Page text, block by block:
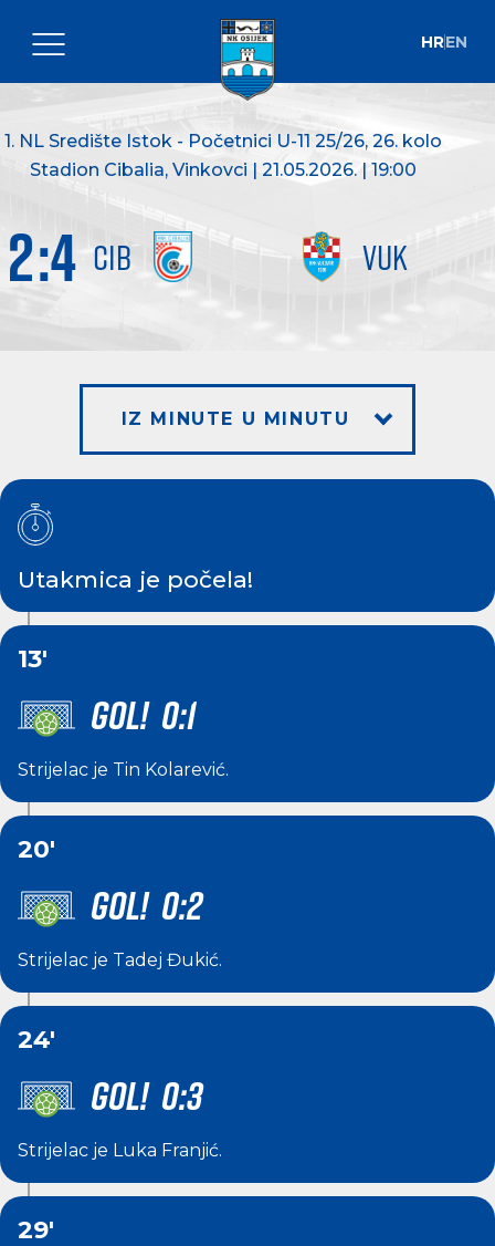
HREN
1. NL Središte Istok - Početnici U-11 25/26, 26. kolo
Stadion Cibalia, Vinkovci | 21.05.2026. | 19:00
CIB VUK
2:4
IZ MINUTE U MINUTU
Utakmica je počela!
13'
GOL! 0:1
Strijelac je Tin Kolarević.
20'
GOL! 0:2
Strijelac je Tadej Đukić.
24'
GOL! 0:3
Strijelac je Luka Franjić.
29'